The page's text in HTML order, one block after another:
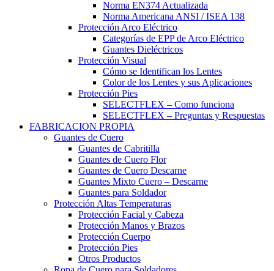
Norma EN374 Actualizada
Norma Americana ANSI / ISEA 138
Protección Arco Eléctrico
Categorías de EPP de Arco Eléctrico
Guantes Dieléctricos
Protección Visual
Cómo se Identifican los Lentes
Color de los Lentes y sus Aplicaciones
Protección Pies
SELECTFLEX – Como funciona
SELECTFLEX – Preguntas y Respuestas
FABRICACION PROPIA
Guantes de Cuero
Guantes de Cabritilla
Guantes de Cuero Flor
Guantes de Cuero Descarne
Guantes Mixto Cuero – Descarne
Guantes para Soldador
Protección Altas Temperaturas
Protección Facial y Cabeza
Protección Manos y Brazos
Protección Cuerpo
Protección Pies
Otros Productos